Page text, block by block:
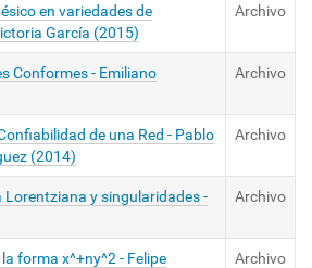
en variedades de
García (2015)
Archivo
Conformes - Emiliano
Archivo
de una Red - Pablo
(2014)
Archivo
Lorentziana y singularidades -
Archivo
forma x^+ny^2 - Felipe
Archivo